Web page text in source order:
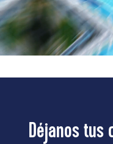
Déjanos tus